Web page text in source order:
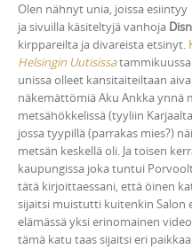
Olen nähnyt unia, joissa esiintyy
ja sivuilla käsiteltyjä vanhoja
kirppareilta ja divareista etsinyt.
Helsingin Uutisissatammikuussa
unissa olleet kansitaiteiltaan
näkemättömiä Aku Ankka ynnä
metsähökkelissä (tyyliin
jossa tyypillä (parrakas mies?)
metsän keskellä oli. Ja toisen
kaupungissa joka tuntui
tätä kirjoittaessani, että öinen
sijaitsi muistutti kuitenkin Salon
elämässä yksi erinomainen
tämä katu taas sijaitsi eri